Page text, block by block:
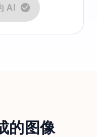
AI
的图像